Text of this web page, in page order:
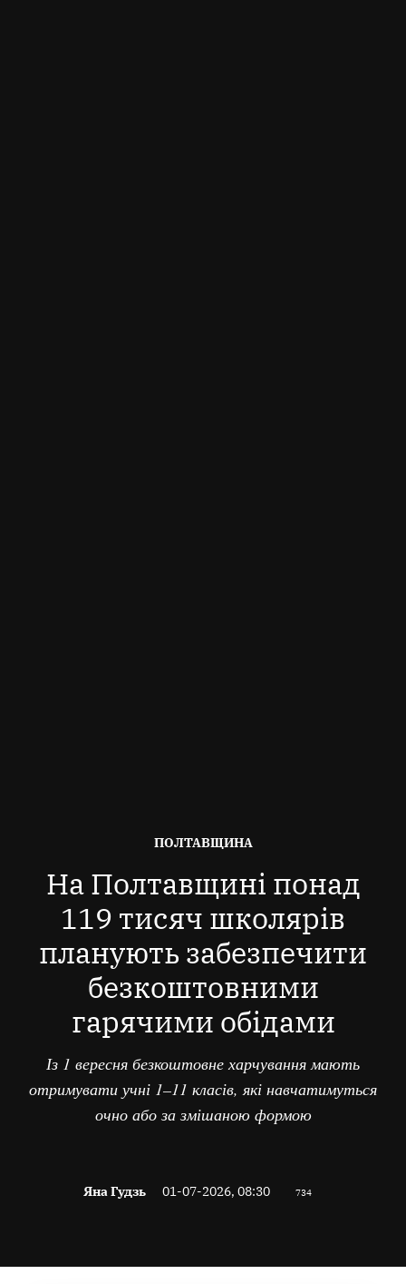
ОПУБЛІКОВАНО
ПОЛТАВЩИНА
На Полтавщині понад
119 тисяч школярів
планують забезпечити
безкоштовними
гарячими обідами
Із 1 вересня безкоштовне харчування мають
отримувати учні 1–11 класів, які навчатимуться
очно або за змішаною формою
Яна Гудзь 01-07-2026, 08:30 734